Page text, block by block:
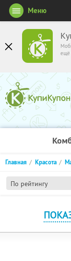
ещё
Меню
По рейтингу
Главная Красота